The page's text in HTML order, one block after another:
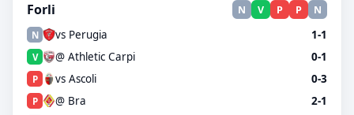
Forli N V P P N
N vs Perugia 1-1
V @ Athletic Carpi 0-1
P vs Ascoli 0-3
P @ Bra 2-1